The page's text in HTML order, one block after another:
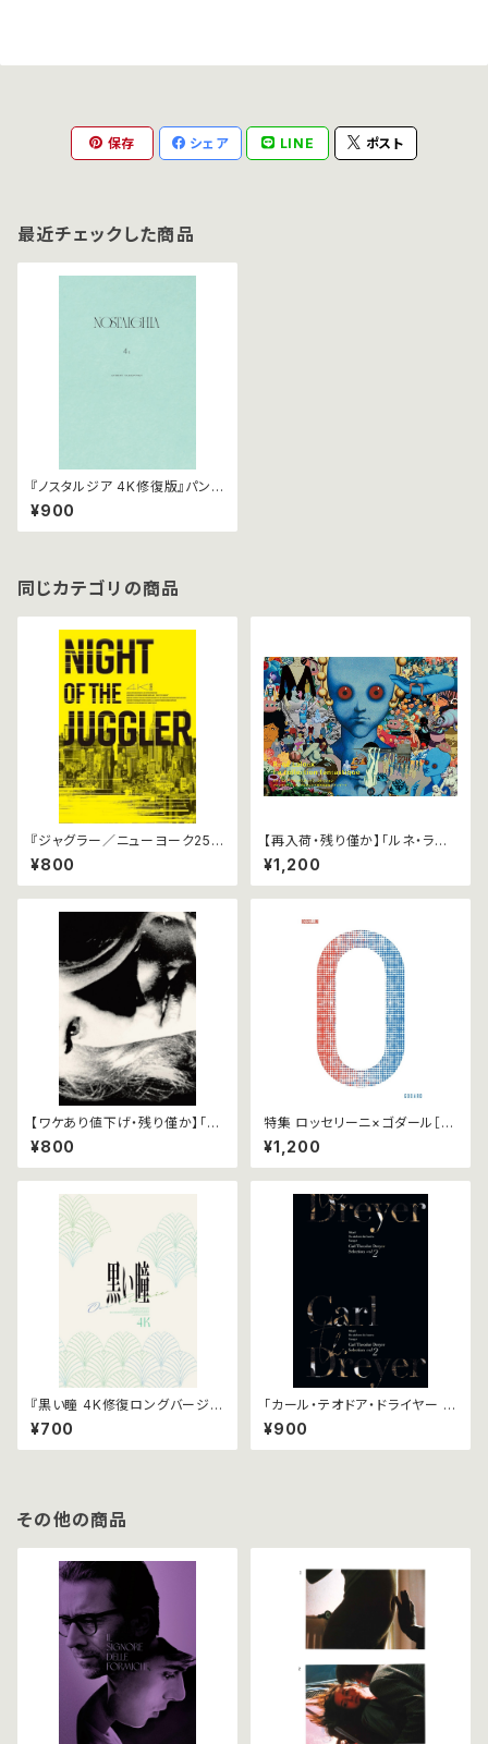
保存 シェア LINE ポスト
最近チェックした商品
『ノスタルジア 4K修復版』パンフ
レット
¥900
同じカテゴリの商品
『ジャグラー／ニューヨーク25
時 4K修復版』パンフレット
¥800
【再入荷・残り僅か】「ルネ・ラル
ー ファンタスティック・コレクシ
ョン」パンフレット
¥1,200
【ワケあり値下げ・残り僅か】「ジ
ョン・カサヴェテス レトロスペク
ティヴ リプリーズ」パンフレット
¥800
特集 ロッセリーニ×ゴダール［２
つのゼロ年］｜『ドイツ零年』『新
ドイツ零年』
¥1,200
『黒い瞳 4K修復ロングバージョ
ン』パンフレット
¥700
「カール・テオドア・ドライヤー セ
レクション vol.2」 パンフレット
¥900
その他の商品